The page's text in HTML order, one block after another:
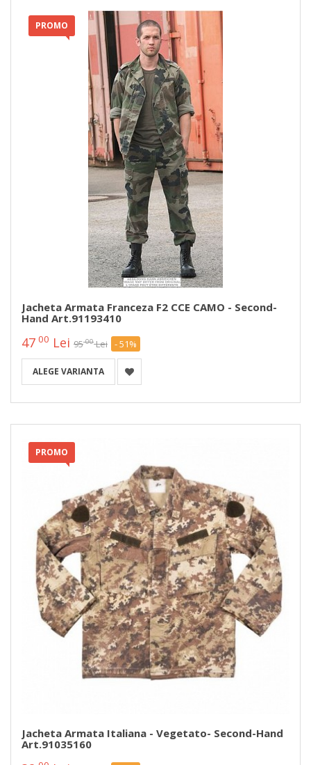
PROMO
Jacheta Armata Franceza F2 CCE CAMO - Second-
Hand Art.91193410
47 00 Lei 9500 Lei - 51%
ALEGE VARIANTA
PROMO
Jacheta Armata Italiana - Vegetato- Second-Hand
Art.91035160